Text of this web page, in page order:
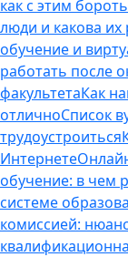
как с этим
люди и какова их
обучение и
работать после
факультетаКак
отличноСписок
трудоустроиться
Интернете
обучение: в чем
системе
комиссией: